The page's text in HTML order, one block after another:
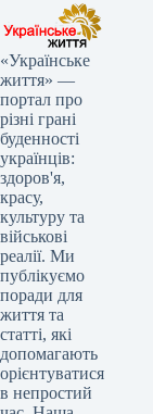
«Українське
життя» —
портал про
різні грані
буденності
українців:
здоров'я,
красу,
культуру та
військові
реалії. Ми
публікуємо
поради для
життя та
статті, які
допомагають
орієнтуватися
в непростий